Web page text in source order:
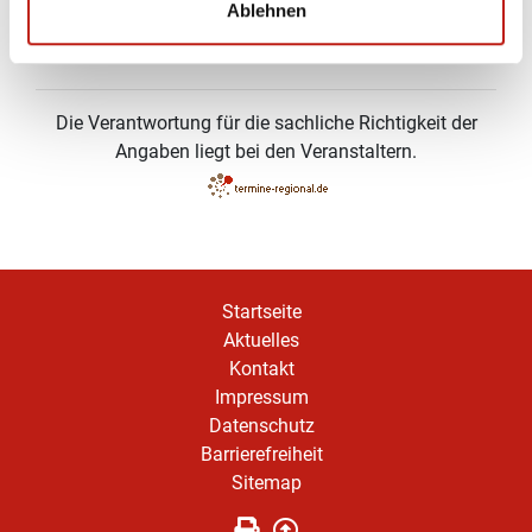
Ablehnen
Zurück zur Auswahl
Die Verantwortung für die sachliche Richtigkeit der
Angaben liegt bei den Veranstaltern.
Startseite
Aktuelles
Kontakt
Impressum
Datenschutz
Barrierefreiheit
Sitemap